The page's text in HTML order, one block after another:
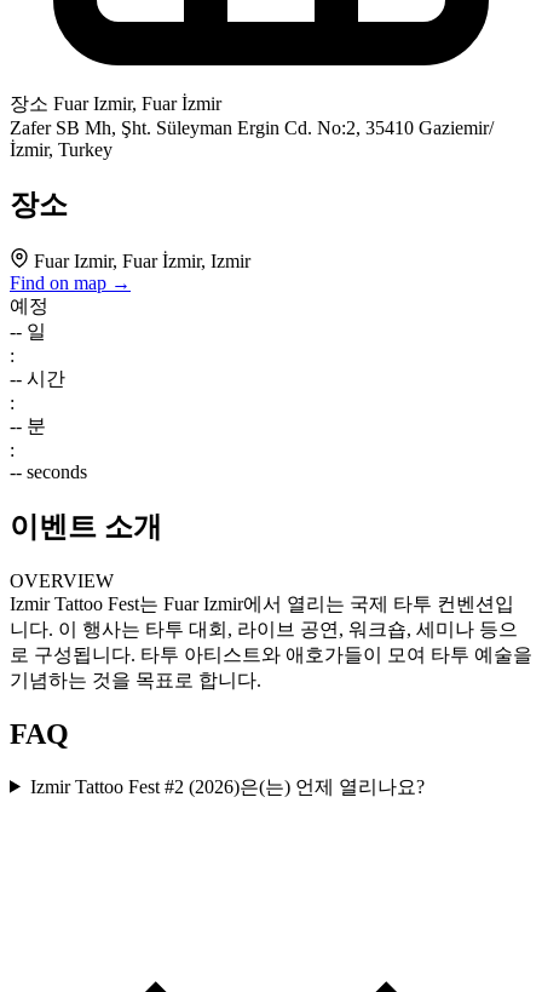
장소 Fuar Izmir, Fuar İzmir
Zafer SB Mh, Şht. Süleyman Ergin Cd. No:2, 35410 Gaziemir/
İzmir, Turkey
장소
Fuar Izmir, Fuar İzmir, Izmir
Find on map →
예정
-- 일
:
-- 시간
:
-- 분
:
-- seconds
이벤트 소개
OVERVIEW
Izmir Tattoo Fest는 Fuar Izmir에서 열리는 국제 타투 컨벤션입
니다. 이 행사는 타투 대회, 라이브 공연, 워크숍, 세미나 등으
로 구성됩니다. 타투 아티스트와 애호가들이 모여 타투 예술을
기념하는 것을 목표로 합니다.
FAQ
Izmir Tattoo Fest #2 (2026)은(는) 언제 열리나요?